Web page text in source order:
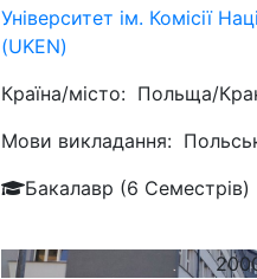
Університет ім. Комісії
(UKEN)
Країна/місто: Польща/
Мови викладання:
Бакалавр (6 Семестрів)